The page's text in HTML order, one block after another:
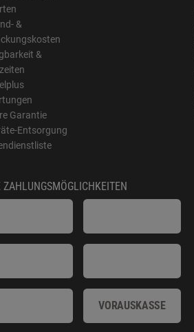
&
&
Garantie
Entsorgung
ZAHLUNGSMÖGLICHKEITEN
VORAUSKASSE